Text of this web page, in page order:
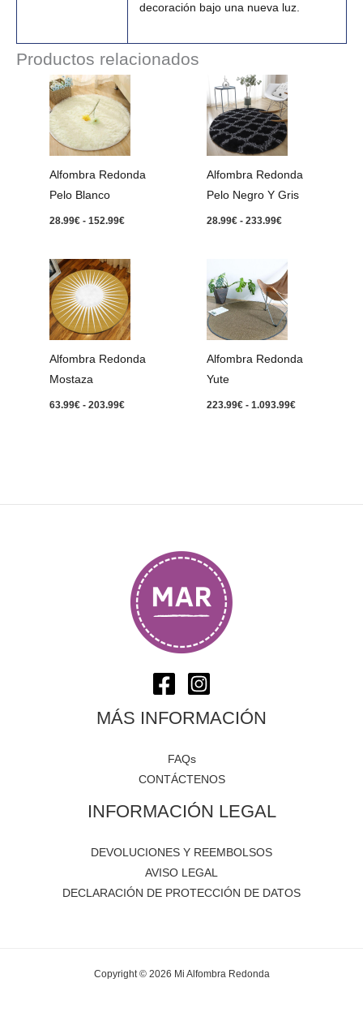
decoración bajo una nueva luz.
Productos relacionados
Alfombra Redonda
Pelo Blanco
28.99€ - 152.99€
Rango
precios:
desde
28.99€
hasta
152.99€
Alfombra Redonda
Pelo Negro Y Gris
28.99€ - 233.99€
Rango
de
precios:
desde
28.99€
hasta
233.99€
Alfombra Redonda
Mostaza
63.99€ - 203.99€
Rango
de
precios:
desde
63.99€
hasta
203.99€
Alfombra Redonda
Yute
223.99€ - 1.093.99€
MÁS INFORMACIÓN
FAQs
CONTÁCTENOS
INFORMACIÓN LEGAL
DEVOLUCIONES Y REEMBOLSOS
AVISO LEGAL
DECLARACIÓN DE PROTECCIÓN DE DATOS
Copyright © 2026 Mi Alfombra Redonda